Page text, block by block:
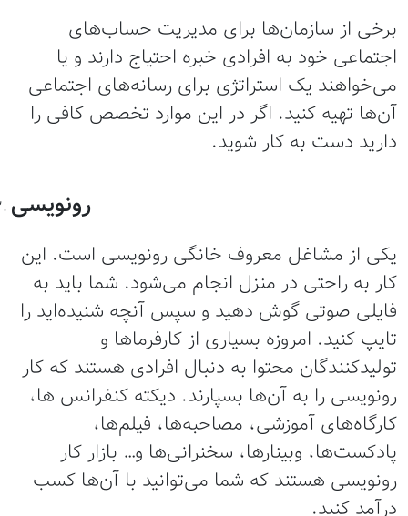
از سازمان‌ها برای مدیریت حساب‌های
خود به افرادی خبره احتیاج دارند و یا
یک استراتژی برای رسانه‌های اجتماعی
تهیه کنید. اگر در این موارد تخصص کافی را
دست به کار شوید.
رونویسی
از مشاغل معروف خانگی رونویسی است. این
به راحتی در منزل انجام می‌شود. شما باید به
صوتی گوش دهید و سپس آنچه شنیده‌اید را
کنید. امروزه بسیاری از کارفرماها و
محتوا به دنبال افرادی هستند که کار
را به آن‌ها بسپارند. دیکته کنفرانس ها،
آموزشی، مصاحبه‌ها، فیلم‌ها،
وبینارها، سخنرانی‌ها و… بازار کار
هستند که شما می‌توانید با آن‌ها کسب
کنید.